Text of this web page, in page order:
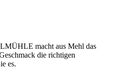
macht aus Mehl das
die richtigen
es.